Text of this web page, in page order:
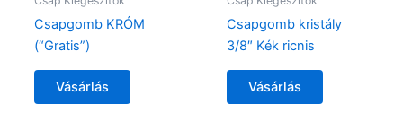
Csapgomb KRÓM
(“Gratis”)
Vásárlás
Csapgomb kristály
3/8″ Kék ricnis
Vásárlás